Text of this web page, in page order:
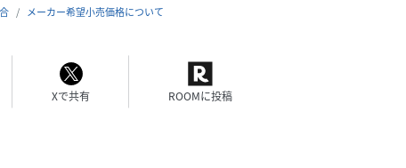
メーカー希望小売価格について
Xで共有 ROOMに投稿